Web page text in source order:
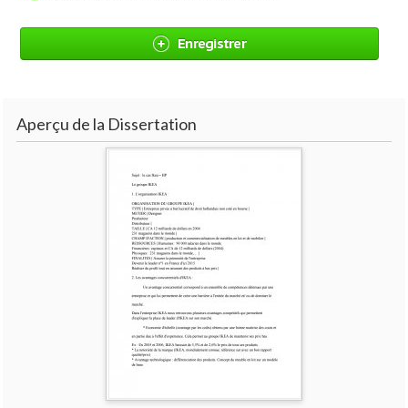
Enregistrer
Aperçu de la Dissertation